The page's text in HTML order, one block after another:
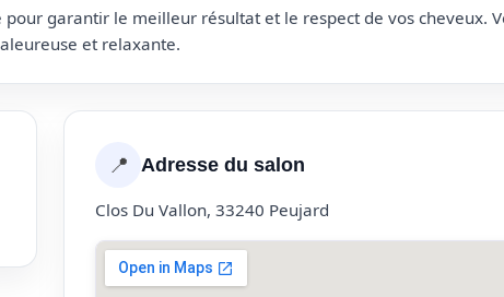
garantir le meilleur résultat et le respect de vos cheveux.
et relaxante.
📍 Adresse du salon
Clos Du Vallon, 33240 Peujard